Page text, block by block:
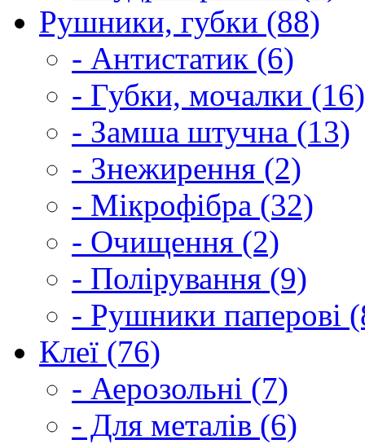
Рушники, губки (88)
- Антистатик (6)
- Губки, мочалки (16)
- Замша штучна (13)
- Знежирення (2)
- Мікрофібра (32)
- Очищення (2)
- Полірування (9)
- Рушники паперові
Клеї (76)
- Аерозольні (7)
- Для металів (6)